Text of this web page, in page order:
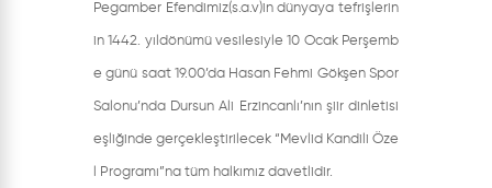
Pegamber Efendimiz(s.a.v)in dünyaya tefrişlerin
in 1442. yıldönümü vesilesiyle 10 Ocak Perşemb
e günü saat 19.00’da Hasan Fehmi Gökşen Spor
Salonu’nda Dursun Ali Erzincanlı’nın şiir dinletisi
eşliğinde gerçekleştirilecek “Mevlid Kandili Öze
l Programı”na tüm halkımız davetlidir.